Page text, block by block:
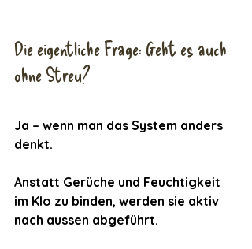
Die eigentliche Frage: Geht es auch
ohne Streu?
Ja – wenn man das System anders
denkt.
Anstatt Gerüche und Feuchtigkeit
im Klo zu binden, werden sie aktiv
nach aussen abgeführt.